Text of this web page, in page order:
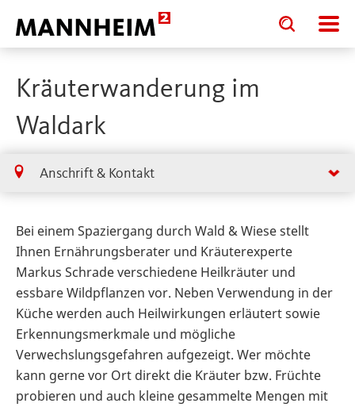
Toggle
search
input
Toggle
search
input
Kräuterwanderung im
Waldark
Anschrift & Kontakt
Bei einem Spaziergang durch Wald & Wiese stellt
Ihnen Ernährungsberater und Kräuterexperte
Markus Schrade verschiedene Heilkräuter und
essbare Wildpflanzen vor. Neben Verwendung in der
Küche werden auch Heilwirkungen erläutert sowie
Erkennungsmerkmale und mögliche
Verwechslungsgefahren aufgezeigt. Wer möchte
kann gerne vor Ort direkt die Kräuter bzw. Früchte
probieren und auch kleine gesammelte Mengen mit